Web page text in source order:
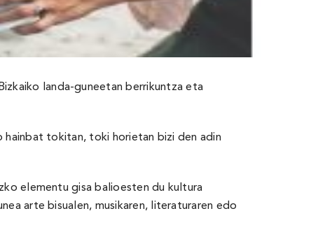
landa-guneetan berrikuntza eta
tokitan, toki horietan bizi den adin
elementu gisa balioesten du kultura
arte bisualen, musikaren, literaturaren edo